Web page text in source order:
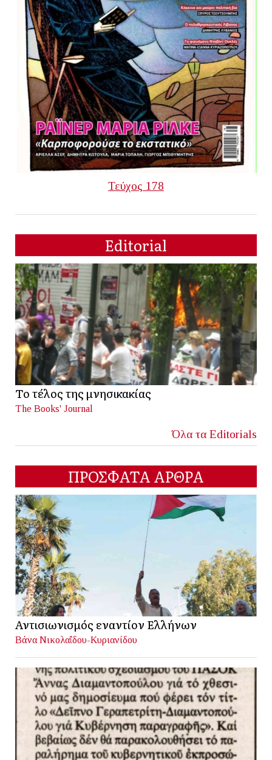
Τεύχος 178
Editorial
Το τέλος της μνησικακίας
The Books' Journal
Όλα τα Editorials
ΠΡΟΣΦΑΤΑ ΑΡΘΡΑ
Αντισιωνισμός εναντίον Ελλήνων
Βάνα Νικολαΐδου-Κυριανίδου